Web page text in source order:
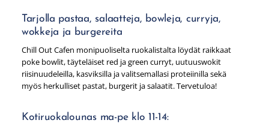
Tarjolla pastaa, salaatteja, bowleja, curryja,
wokkeja ja burgereita
Chill Out Cafen monipuoliselta ruokalistalta löydät raikkaat
poke bowlit, täyteläiset red ja green curryt, uutuuswokit
riisinuudeleilla, kasviksilla ja valitsemallasi proteiinilla sekä
myös herkulliset pastat, burgerit ja salaatit. Tervetuloa!
Kotiruokalounas ma-pe klo 11-14: